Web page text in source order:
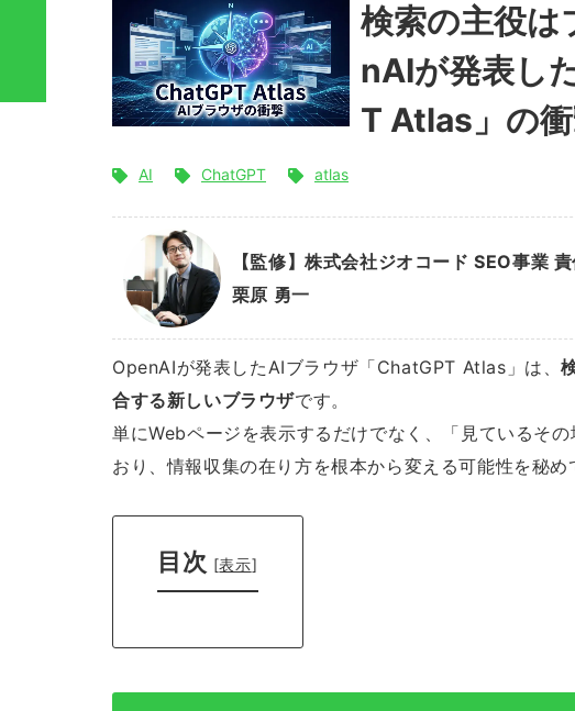
検索の主役
nAIが発表し
T Atlas」の
AI ChatGPT atlas
【監修】株式会社ジオコード SEO事業
栗原 勇一
OpenAIが発表したAIブラウザ「ChatGPT Atlas」は、
合する新しいブラウザです。
単にWebページを表示するだけでなく、「見ているそ
おり、情報収集の在り方を根本から変える可能性を秘め
目次 [表示]